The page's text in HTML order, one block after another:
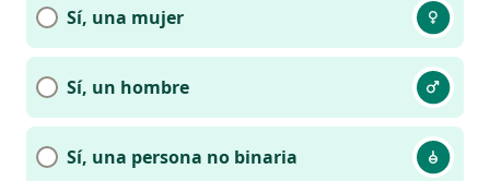
Sí, una mujer
Sí, un hombre
Sí, una persona no binaria